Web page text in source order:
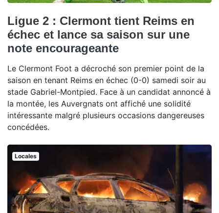
Ligue 2 : Clermont tient Reims en
échec et lance sa saison sur une
note encourageante
Le Clermont Foot a décroché son premier point de la
saison en tenant Reims en échec (0-0) samedi soir au
stade Gabriel-Montpied. Face à un candidat annoncé à
la montée, les Auvergnats ont affiché une solidité
intéressante malgré plusieurs occasions dangereuses
concédées.
Locales